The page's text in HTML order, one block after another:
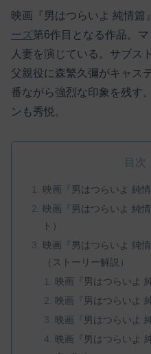
映画『男はつらいよ 純情篇
ーズ第6作目となる作品。
人妻を演じている。サブス
父親役に森繁久彌がキャス
番ながら強烈な印象を残す
ンも秀悦。
目次
映画『男はつらいよ 純
映画『男はつらいよ 純
ト）
映画『男はつらいよ 純
（ストーリー解説）
映画『男はつらいよ
映画『男はつらいよ
映画『男はつらいよ
映画『男はつらいよ